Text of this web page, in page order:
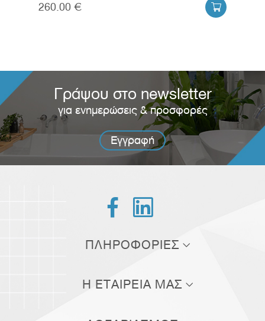
260.00 € 
Γράψου στο newsletter
για ενημερώσεις & προσφορές
Εγγραφή
 
ΠΛΗΡΟΦΟΡΙΕΣ
Η ΕΤΑΙΡΕΙΑ ΜΑΣ